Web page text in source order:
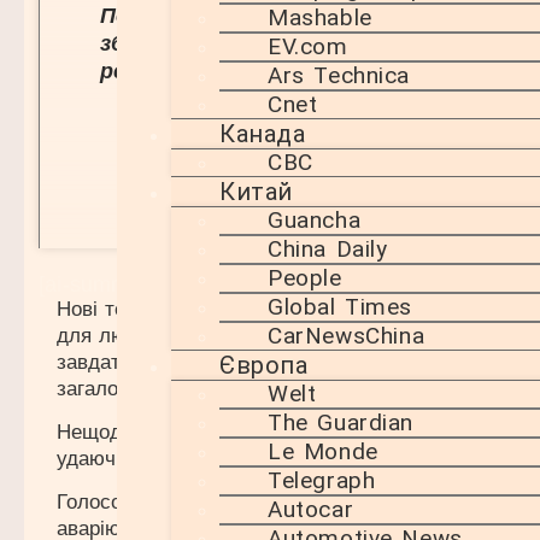
Mashable
EV.com
Ars Technica
Cnet
Канада
CBC
Китай
Guancha
China Daily
People
Global Times
CarNewsChina
Європа
Welt
The Guardian
Le Monde
Telegraph
Autocar
Позиції деяких медіа не
збігаються з думкою
редакції
Нові технології клонування голосів Deepfake з
для людей, стаючи інструментом у руках шахраїв.
завдати шкоди навіть найдосвідченішим
загалом всіх, хто має публічний голосовий слід.
Нещодавно мешканка Флориди, Шерон
удаючи, що дзвонить її донька, яка начебто
Голосове клонування переконливо відтворило
аварію та необхідність негайного викупу